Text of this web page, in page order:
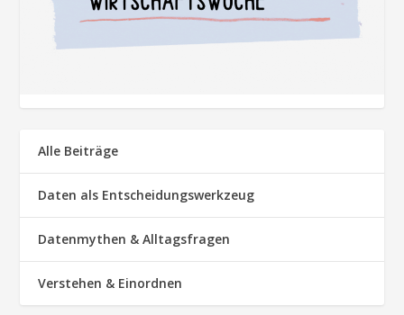
Alle Beiträge
Daten als Entscheidungswerkzeug
Datenmythen & Alltagsfragen
Verstehen & Einordnen